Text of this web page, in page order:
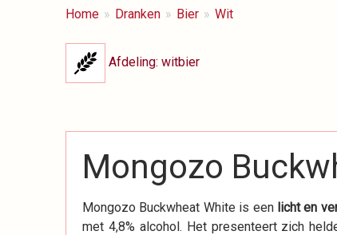
BREADCRUMBS
Je
hier:
Home Dranken Bier Wit
Afdeling: witbier
Mongozo
Mongozo Buckwheat White is een licht en
met 4,8% alcohol. Het presenteert zich